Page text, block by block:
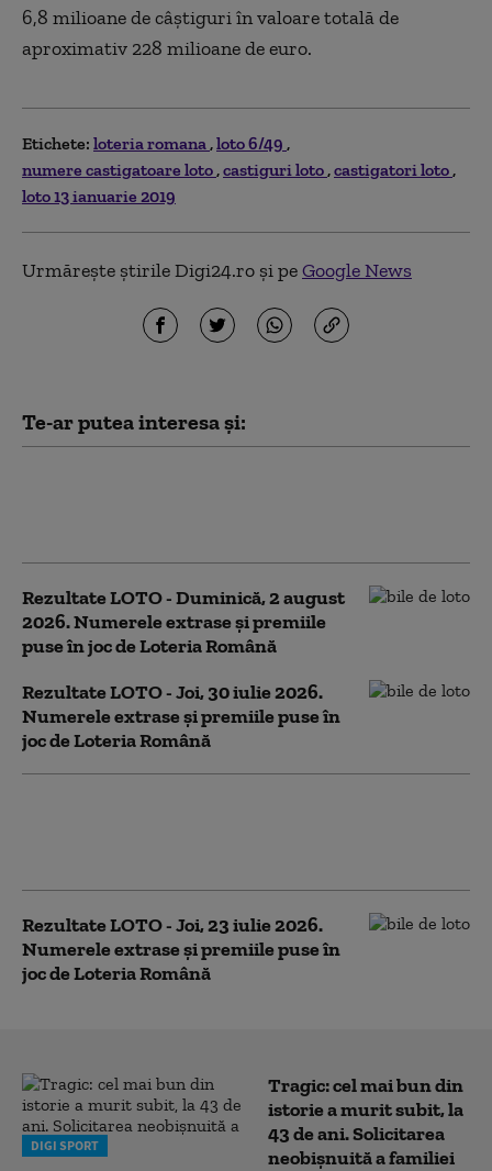
6,8 milioane de câştiguri în valoare totală de
aproximativ 228 milioane de euro.
Etichete: loteria romana loto 6/49
numere castigatoare loto castiguri loto castigatori loto
loto 13 ianuarie 2019
Urmărește știrile Digi24.ro și peGoogle News
Te-ar putea interesa și:
Rezultate LOTO - Duminică, 2 august
2026. Numerele extrase și premiile
puse în joc de Loteria Română
Rezultate LOTO - Joi, 30 iulie 2026.
Numerele extrase și premiile puse în
joc de Loteria Română
Rezultate LOTO - Joi, 23 iulie 2026.
Numerele extrase și premiile puse în
joc de Loteria Română
DIGI SPORT
Tragic: cel mai bun din
istorie a murit subit, la
43 de ani. Solicitarea
neobișnuită a familiei